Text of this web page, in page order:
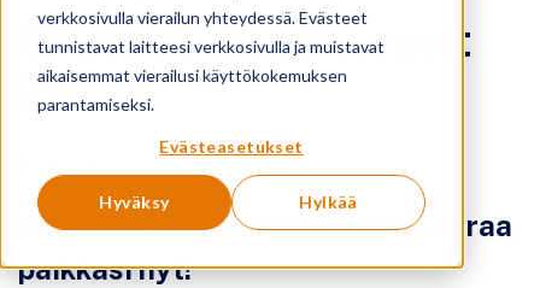
verkkosivulla vierailun yhteydessä. Evästeet
tunnistavat laitteesi verkkosivulla ja muistavat
aikaisemmat vierailusi käyttökokemuksen
parantamiseksi.
Evästeasetukset
Hyväksy Hylkää
Wistecin kesäkurssit
2021
Kesäkurssit kuuluvat kesään – varaa
paikkasi nyt!